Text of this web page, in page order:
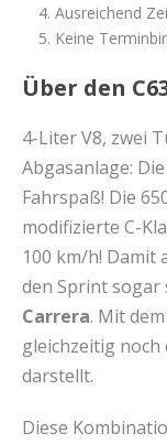
Ausreichend
Keine
Über den
4-Liter V8, zwei
Abgasanlage:
Fahrspaß! Die
modifizierte C-
100 km/h! Damit
den Sprint sogar
Carrera. Mit
gleichzeitig noch
darstellt.
Diese